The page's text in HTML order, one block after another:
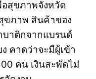
สุขภาพจังหวัด
ขภาพ สินค้าของ
าติกจากแบรนด์
คาดว่าจะมีผู้เข้า
คน เงินสะพัดไม่